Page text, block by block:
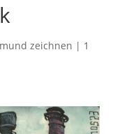
zeichnen | 1